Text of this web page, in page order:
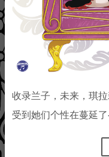
收录兰子，未来，琪
受到她们个性在蔓延了